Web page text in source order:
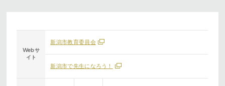
Webサ
イト
新潟市教育委員会
新潟市で先生になろう！